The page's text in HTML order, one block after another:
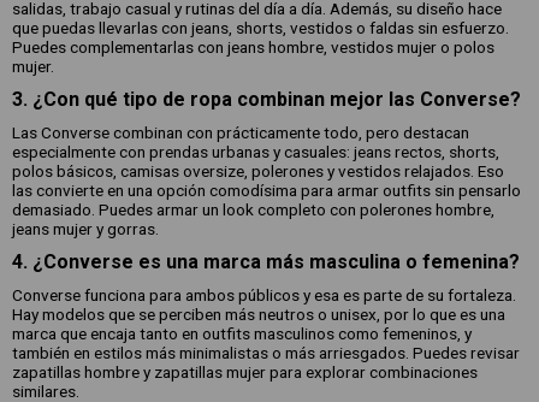
salidas, trabajo casual y rutinas del día a día. Además, su diseño hace
que puedas llevarlas con jeans, shorts, vestidos o faldas sin esfuerzo.
Puedes complementarlas con jeans hombre, vestidos mujer o polos
mujer.
3. ¿Con qué tipo de ropa combinan mejor las Converse?
Las Converse combinan con prácticamente todo, pero destacan
especialmente con prendas urbanas y casuales: jeans rectos, shorts,
polos básicos, camisas oversize, polerones y vestidos relajados. Eso
las convierte en una opción comodísima para armar outfits sin pensarlo
demasiado. Puedes armar un look completo con polerones hombre,
jeans mujer y gorras.
4. ¿Converse es una marca más masculina o femenina?
Converse funciona para ambos públicos y esa es parte de su fortaleza.
Hay modelos que se perciben más neutros o unisex, por lo que es una
marca que encaja tanto en outfits masculinos como femeninos, y
también en estilos más minimalistas o más arriesgados. Puedes revisar
zapatillas hombre y zapatillas mujer para explorar combinaciones
similares.